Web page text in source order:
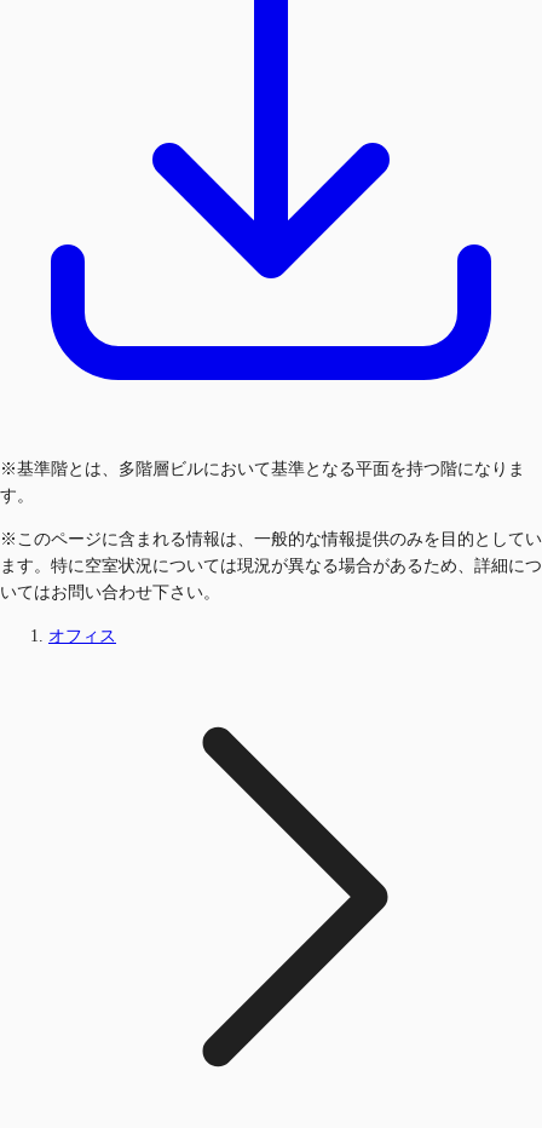
※基準階とは、多階層ビルにおいて基準となる平面を持つ階になりま
す。
※このページに含まれる情報は、一般的な情報提供のみを目的としてい
ます。特に空室状況については現況が異なる場合があるため、詳細につ
いてはお問い合わせ下さい。
オフィス